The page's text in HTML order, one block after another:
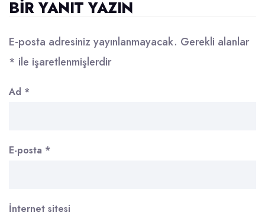
BIR YANIT YAZIN
E-posta adresiniz yayınlanmayacak. Gerekli alanlar
* ile işaretlenmişlerdir
Ad *
E-posta *
İnternet sitesi